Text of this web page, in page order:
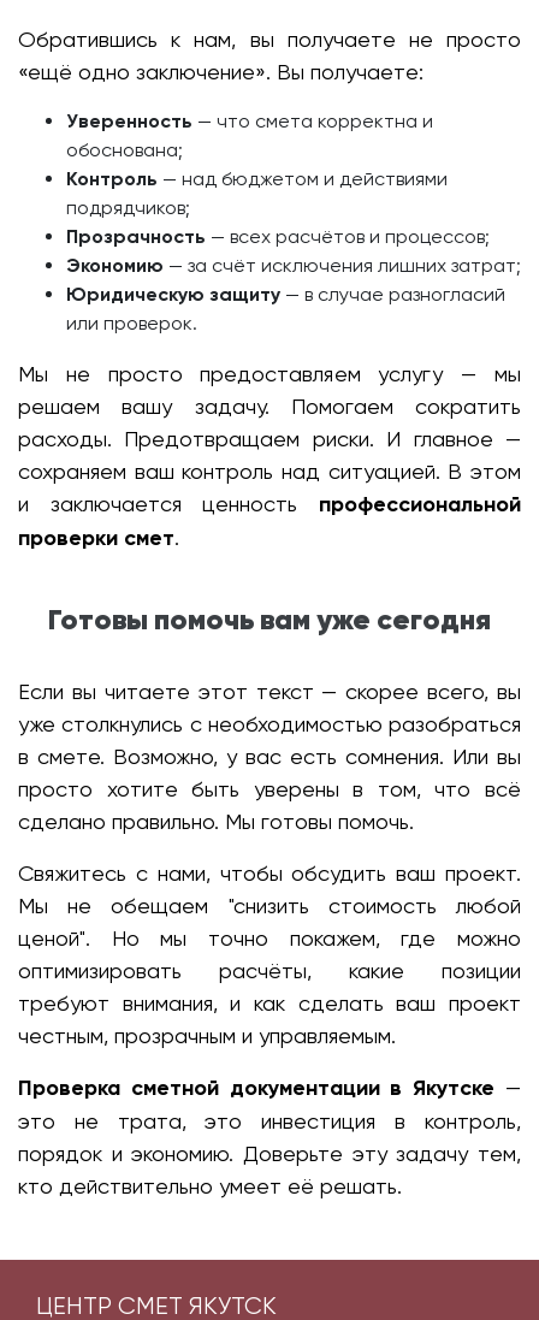
Обратившись к нам, вы получаете не просто
«ещё одно заключение». Вы получаете:
Уверенность — что смета корректна и
обоснована;
Контроль — над бюджетом и действиями
подрядчиков;
Прозрачность — всех расчётов и процессов;
Экономию — за счёт исключения лишних затрат;
Юридическую защиту — в случае разногласий
или проверок.
Мы не просто предоставляем услугу — мы
решаем вашу задачу. Помогаем сократить
расходы. Предотвращаем риски. И главное —
сохраняем ваш контроль над ситуацией. В этом
и заключается ценность профессиональной
проверки смет.
Готовы помочь вам уже сегодня
Если вы читаете этот текст — скорее всего, вы
уже столкнулись с необходимостью разобраться
в смете. Возможно, у вас есть сомнения. Или вы
просто хотите быть уверены в том, что всё
сделано правильно. Мы готовы помочь.
Свяжитесь с нами, чтобы обсудить ваш проект.
Мы не обещаем "снизить стоимость любой
ценой". Но мы точно покажем, где можно
оптимизировать расчёты, какие позиции
требуют внимания, и как сделать ваш проект
честным, прозрачным и управляемым.
Проверка сметной документации в Якутске —
это не трата, это инвестиция в контроль,
порядок и экономию. Доверьте эту задачу тем,
кто действительно умеет её решать.
ЦЕНТР СМЕТ ЯКУТСК